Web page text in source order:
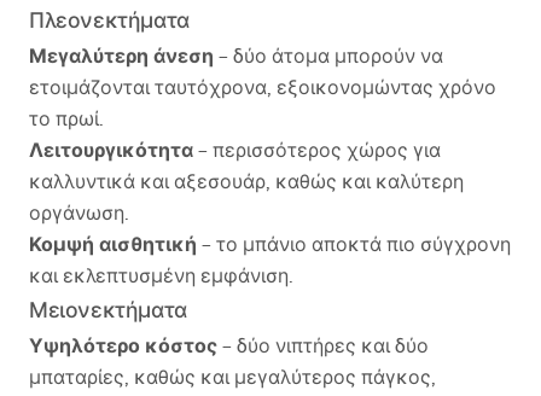
Πλεονεκτήματα
Μεγαλύτερη άνεση – δύο άτομα μπορούν να
ετοιμάζονται ταυτόχρονα, εξοικονομώντας χρόνο
το πρωί.
Λειτουργικότητα – περισσότερος χώρος για
καλλυντικά και αξεσουάρ, καθώς και καλύτερη
οργάνωση.
Κομψή αισθητική – το μπάνιο αποκτά πιο σύγχρονη
και εκλεπτυσμένη εμφάνιση.
Μειονεκτήματα
Υψηλότερο κόστος – δύο νιπτήρες και δύο
μπαταρίες, καθώς και μεγαλύτερος πάγκος,